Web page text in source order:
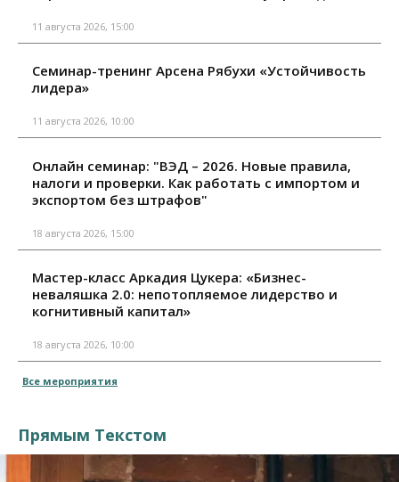
11 августа 2026, 15:00
Семинар-тренинг Арсена Рябухи «Устойчивость
лидера»
11 августа 2026, 10:00
Онлайн семинар: "ВЭД – 2026. Новые правила,
налоги и проверки. Как работать с импортом и
экспортом без штрафов"
18 августа 2026, 15:00
Мастер-класс Аркадия Цукера: «Бизнес-
неваляшка 2.0: непотопляемое лидерство и
когнитивный капитал»
18 августа 2026, 10:00
Все мероприятия
Прямым Текстом